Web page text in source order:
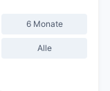
6 Monate
Alle